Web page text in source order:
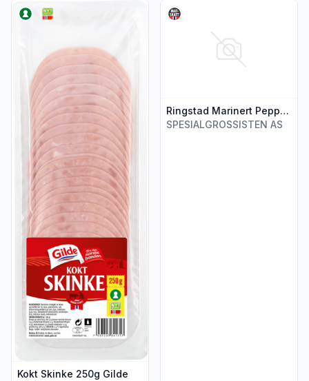
Kokt Skinke 250g Gilde
Vis flere detaljer for produktet "Kokt Skinke 250g Gilde"
Ringstad Marinert Pepperskinke 100g
SPESIALGROSSISTEN AS
Vis flere detaljer for